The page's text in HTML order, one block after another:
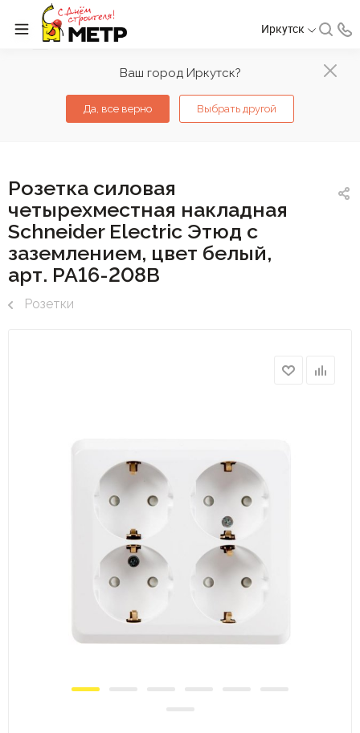
Ваш город Иркутск?
Да, все верно Выбрать другой
Иркутск
Розетка силовая
четырехместная накладная
Schneider Electric Этюд с
заземлением, цвет белый,
арт. PA16-208B
Розетки